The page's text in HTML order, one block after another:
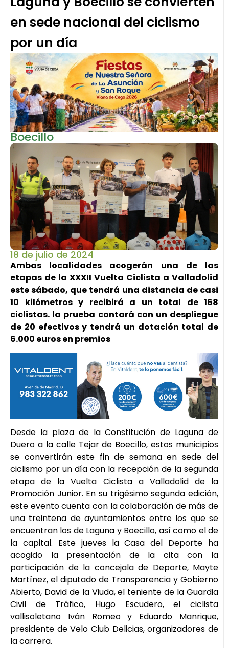
en sede nacional del ciclismo
por un día
Boecillo
18 de julio de 2024
Ambas localidades acogerán una de las
etapas de la XXXII Vuelta Ciclista a Valladolid
este sábado, que tendrá una distancia de casi
10 kilómetros y recibirá a un total de 168
ciclistas. la prueba contará con un despliegue
de 20 efectivos y tendrá un dotación total de
6.000 euros en premios
Desde la plaza de la Constitución de Laguna de
Duero a la calle Tejar de Boecillo, estos municipios
se convertirán este fin de semana en sede del
ciclismo por un día con la recepción de la segunda
etapa de la Vuelta Ciclista a Valladolid de la
Promoción Junior. En su trigésimo segunda edición,
este evento cuenta con la colaboración de más de
una treintena de ayuntamientos entre los que se
encuentran los de Laguna y Boecillo, así como el de
la capital. Este jueves la Casa del Deporte ha
acogido la presentación de la cita con la
participación de la concejala de Deporte, Mayte
Martínez, el diputado de Transparencia y Gobierno
Abierto, David de la Viuda, el teniente de la Guardia
Civil de Tráfico, Hugo Escudero, el ciclista
vallisoletano Iván Romeo y Eduardo Manrique,
presidente de Velo Club Delicias, organizadores de
la carrera.